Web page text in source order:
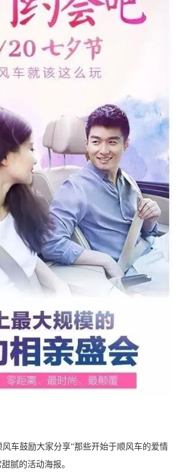
风车鼓励大家分享“那些开始于顺风车的爱情
腻的活动海报。